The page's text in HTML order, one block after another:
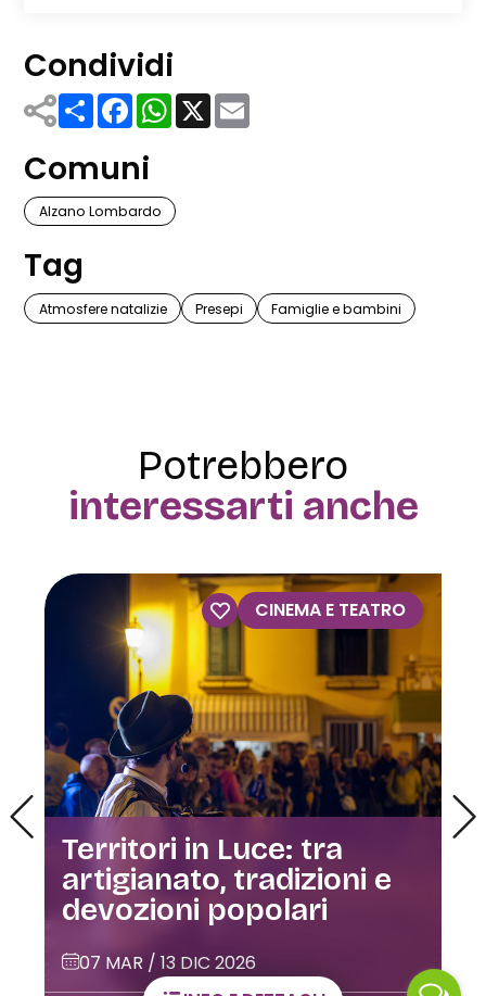
Condividi
ShareFacebook
WhatsApp
X
Comuni
Alzano Lombardo
Tag
Atmosfere natalizie Presepi Famiglie e bambini
Potrebbero
interessarti anche
VISITE GUIDATE
Visite guidate alla Casa
dell’Orfano
02 GIU / 28 DIC 2026